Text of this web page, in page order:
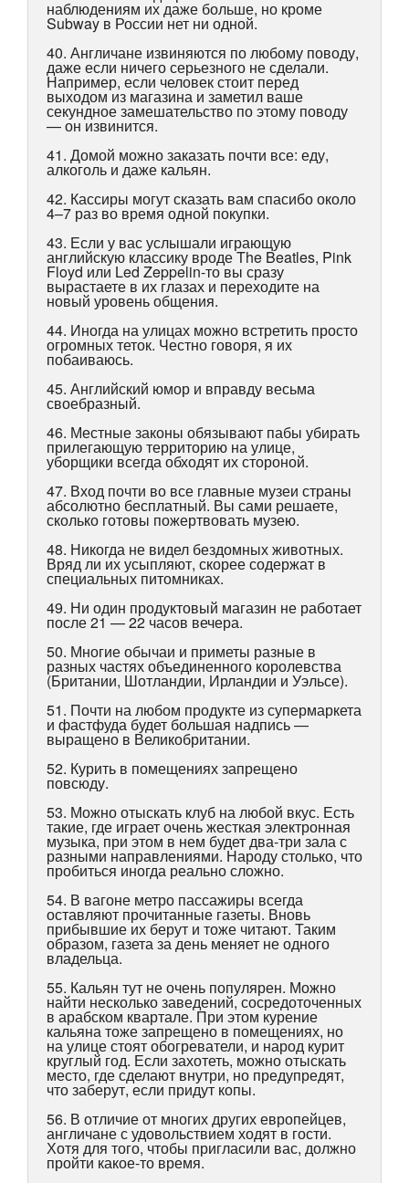
наблюдениям их даже больше, но кроме
Subway в России нет ни одной.
40. Англичане извиняются по любому поводу,
даже если ничего серьезного не сделали.
Например, если человек стоит перед
выходом из магазина и заметил ваше
секундное замешательство по этому поводу
— он извинится.
41. Домой можно заказать почти все: еду,
алкоголь и даже кальян.
42. Кассиры могут сказать вам спасибо около
4–7 раз во время одной покупки.
43. Если у вас услышали играющую
английскую классику вроде The Beatles, Pink
Floyd или Led Zeppelin-то вы сразу
вырастаете в их глазах и переходите на
новый уровень общения.
44. Иногда на улицах можно встретить просто
огромных теток. Честно говоря, я их
побаиваюсь.
45. Английский юмор и вправду весьма
своебразный.
46. Местные законы обязывают пабы убирать
прилегающую территорию на улице,
уборщики всегда обходят их стороной.
47. Вход почти во все главные музеи страны
абсолютно бесплатный. Вы сами решаете,
сколько готовы пожертвовать музею.
48. Никогда не видел бездомных животных.
Вряд ли их усыпляют, скорее содержат в
специальных питомниках.
49. Ни один продуктовый магазин не работает
после 21 — 22 часов вечера.
50. Многие обычаи и приметы разные в
разных частях объединенного королевства
(Британии, Шотландии, Ирландии и Уэльсе).
51. Почти на любом продукте из супермаркета
и фастфуда будет большая надпись —
выращено в Великобритании.
52. Курить в помещениях запрещено
повсюду.
53. Можно отыскать клуб на любой вкус. Есть
такие, где играет очень жесткая электронная
музыка, при этом в нем будет два-три зала с
разными направлениями. Народу столько, что
пробиться иногда реально сложно.
54. В вагоне метро пассажиры всегда
оставляют прочитанные газеты. Вновь
прибывшие их берут и тоже читают. Таким
образом, газета за день меняет не одного
владельца.
55. Кальян тут не очень популярен. Можно
найти несколько заведений, сосредоточенных
в арабском квартале. При этом курение
кальяна тоже запрещено в помещениях, но
на улице стоят обогреватели, и народ курит
круглый год. Если захотеть, можно отыскать
место, где сделают внутри, но предупредят,
что заберут, если придут копы.
56. В отличие от многих других европейцев,
англичане с удовольствием ходят в гости.
Хотя для того, чтобы пригласили вас, должно
пройти какое-то время.